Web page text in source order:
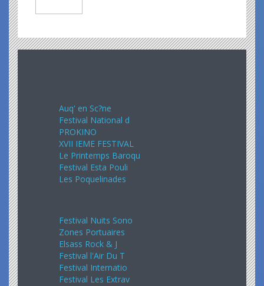
Auq' en Sc?ne
Festival National d
PROKINO
XVII IEME FESTIVAL
Le Printemps Baroqu
Festival Esta Pouli
Les Poquelinades
Festival Nuits Sono
Zones Portuaires
Elsass Rock & J
Festival l'Air Du T
Festival Internatio
Festival Les Extrav